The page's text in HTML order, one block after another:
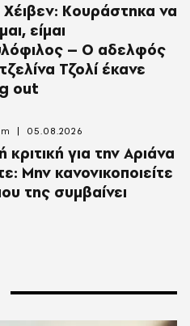
Χέιβεν: Κουράστηκα να
είμαι
– Ο αδελφός
Τζολί έκανε
out
κριτική για την Αριάνα
Μην κανονικοποιείτε
της συμβαίνει
05.08.2026